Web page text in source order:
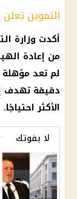
التموين
أكدت وزارة
من إعادة
لم تعد
دقيقة تهدف
الأكثر احتياجًا.
لا يفوتك